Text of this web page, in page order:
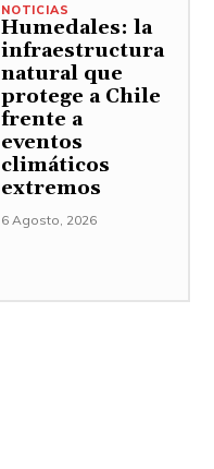
NOTICIAS
Humedales: la
infraestructura
natural que
protege a Chile
frente a
eventos
climáticos
extremos
6 Agosto, 2026